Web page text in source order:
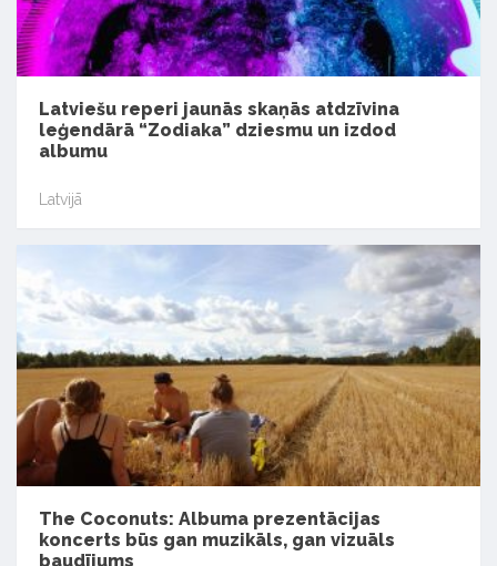
Latviešu reperi jaunās skaņās atdzīvina
leģendārā “Zodiaka” dziesmu un izdod
albumu
Latvijā
The Coconuts: Albuma prezentācijas
koncerts būs gan muzikāls, gan vizuāls
baudījums